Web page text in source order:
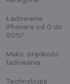
Ładowanie
iPhone'a od 0 do
50%¹:
Maks. prędkość
ładowania:
Technologia